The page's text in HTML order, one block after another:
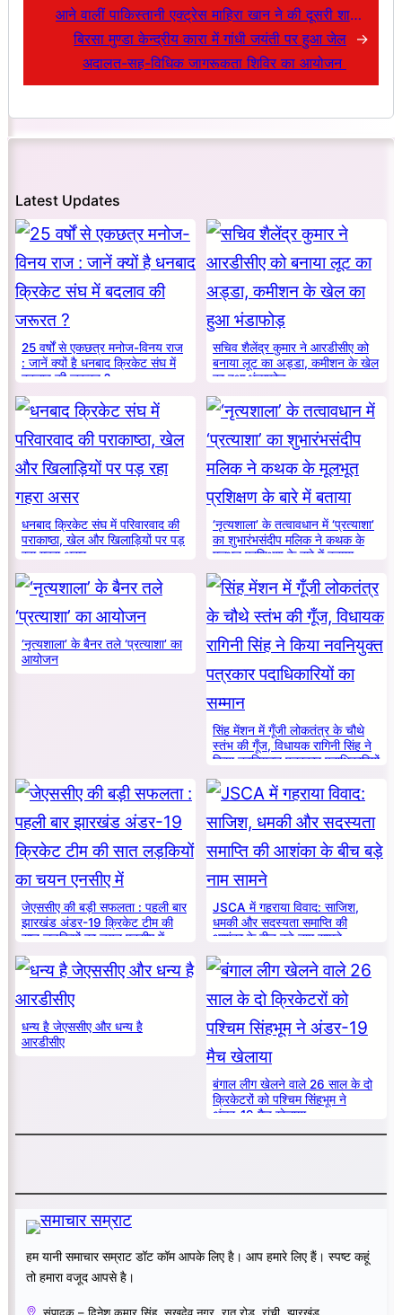
आने वालीं पाकिस्तानी एक्ट्रेस माहिरा खान ने की दूसरी शादी,
सोशल मीडिया में वायरल हुईं तस्वीरें
बिरसा मुण्डा केन्द्रीय कारा में गांधी जयंती पर हुआ जेल
अदालत-सह-विधिक जागरूकता शिविर का आयोजन
→
Latest Updates
25 वर्षों से एकछत्र मनोज-विनय राज
: जानें क्यों है धनबाद क्रिकेट संघ में
बदलाव की जरूरत ?
सचिव शैलेंद्र कुमार ने आरडीसीए को
बनाया लूट का अड्डा, कमीशन के खेल
का हुआ भंडाफोड़
धनबाद क्रिकेट संघ में परिवारवाद की
पराकाष्ठा, खेल और खिलाड़ियों पर पड़
रहा गहरा असर
‘नृत्यशाला’ के तत्वावधान में ‘प्रत्याशा’
का शुभारंभसंदीप मलिक ने कथक के
मूलभूत प्रशिक्षण के बारे में बताया
‘नृत्यशाला’ के बैनर तले ‘प्रत्याशा’ का
आयोजन
सिंह मेंशन में गूँजी लोकतंत्र के चौथे
स्तंभ की गूँज, विधायक रागिनी सिंह ने
किया नवनियुक्त पत्रकार पदाधिकारियों
का सम्मान
जेएससीए की बड़ी सफलता : पहली बार
झारखंड अंडर-19 क्रिकेट टीम की
सात लड़कियों का चयन एनसीए में
JSCA में गहराया विवाद: साजिश,
धमकी और सदस्यता समाप्ति की
आशंका के बीच बड़े नाम सामने
धन्य है जेएससीए और धन्य है
आरडीसीए
बंगाल लीग खेलने वाले 26 साल के दो
क्रिकेटरों को पश्चिम सिंहभूम ने
अंडर-19 मैच खेलाया
हम यानी समाचार सम्राट डॉट कॉम आपके लिए है। आप हमारे लिए हैं। स्पष्ट कहूं
तो हमारा वजूद आपसे है।
संपादक – दिनेश कुमार सिंह, सुखदेव नगर, रातू रोड़, रांची, झारखंड